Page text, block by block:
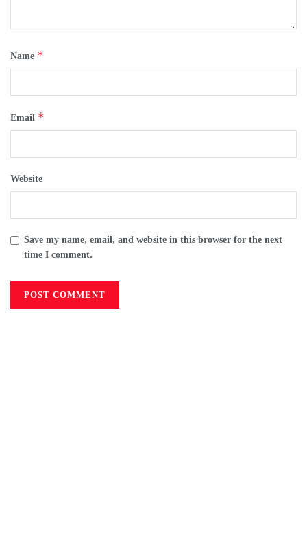
Name *
Email *
Website
Save my name, email, and website in this browser for the next
time I comment.